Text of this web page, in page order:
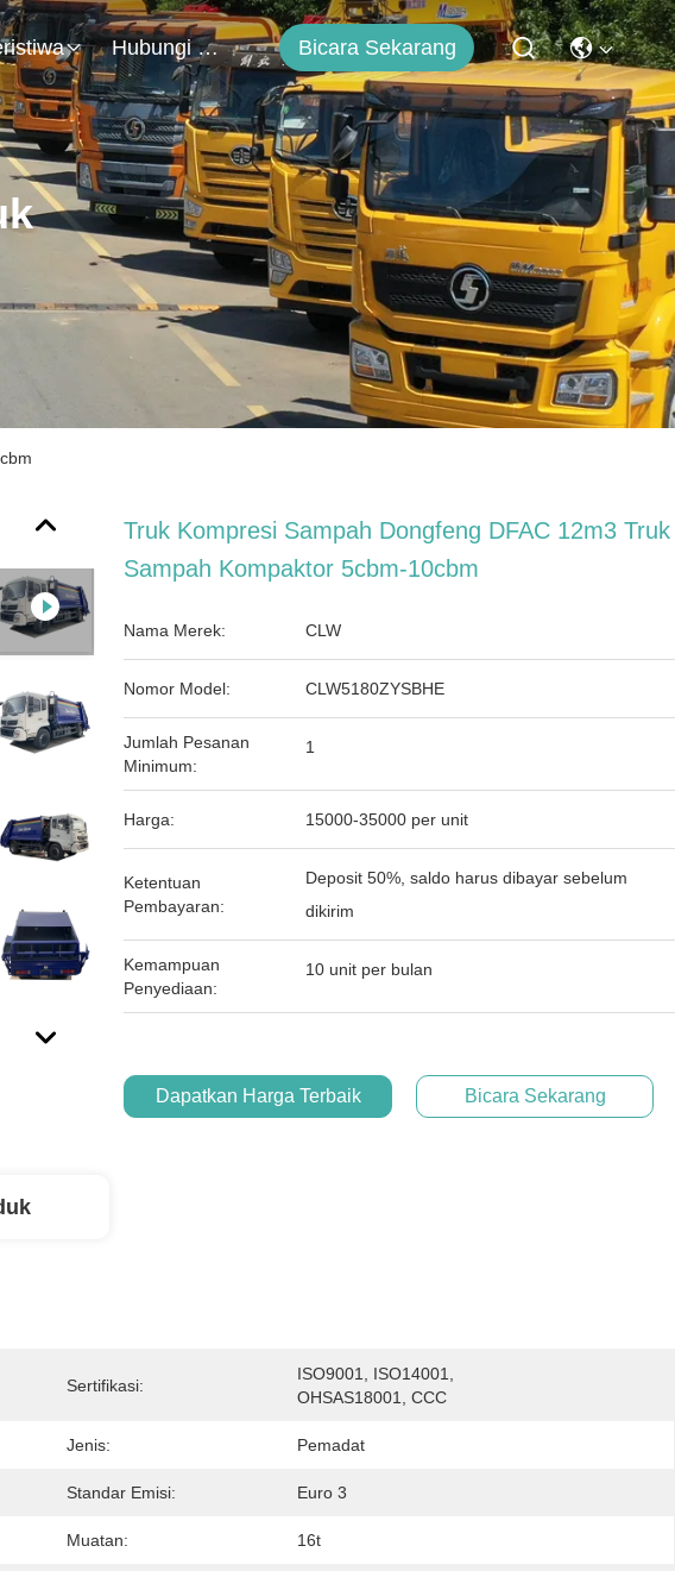
Hubungi Kami Bicara Sekarang
Truk Kompresi Sampah Dongfeng DFAC 12m3 Truk
Sampah Kompaktor 5cbm-10cbm
Nama Merek: CLW
Nomor Model: CLW5180ZYSBHE
Jumlah Pesanan
Minimum:
1
Harga: 15000-35000 per unit
Ketentuan
Pembayaran:
Deposit 50%, saldo harus dibayar sebelum
dikirim
Kemampuan
Penyediaan:
10 unit per bulan
Dapatkan Harga Terbaik Bicara Sekarang
Sertifikasi:
ISO9001, ISO14001,
OHSAS18001, CCC
Jenis: Pemadat
Standar Emisi: Euro 3
Muatan: 16t